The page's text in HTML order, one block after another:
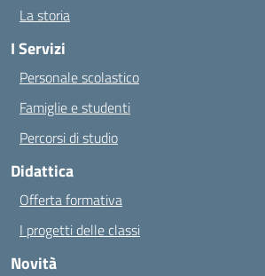
La storia
I Servizi
Personale scolastico
Famiglie e studenti
Percorsi di studio
Didattica
Offerta formativa
I progetti delle classi
Novità